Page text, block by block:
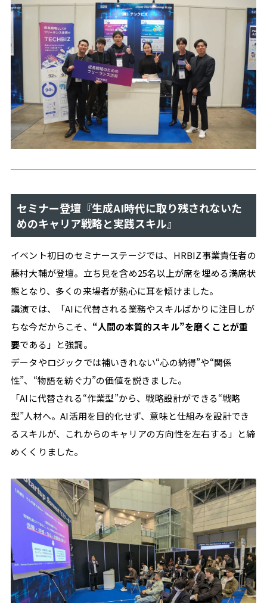
#
ラ
イ
フ
ス
タ
資
格
効
化
#
税
#
ラ
イ
ン
ト
#
術
確
定
申
告
#
件
獲
得
#
手
続
き
#
特
集
セミナー登壇『生成AI時代に取り残されないた
めのキャリア戦略と実践スキル』
イベント初日のセミナーステージでは、HRBIZ事業責任者の
藤村大輔が登壇。立ち見を含め25名以上が席を埋める満席状
態となり、多くの来場者が熱心に耳を傾けました。
講演では、「AIに代替される業務やスキルばかりに注目しが
ちな今だからこそ、 “人間の本質的スキル”を磨くことが重
要である」と強調。
データやロジックでは補いきれない“心の納得”や“関係
性”、“物語を紡ぐ力”の価値を説きました。
「AIに代替される“作業型”から、戦略設計ができる“戦略
型”人材へ。AI活用を目的化せず、意味と仕組みを設計でき
るスキルが、これからのキャリアの方向性を左右する」と締
めくくりました。